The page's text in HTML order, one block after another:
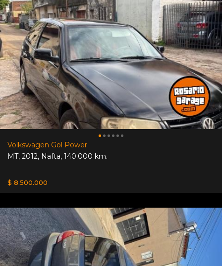
Volkswagen Gol Power
MT, 2012, Nafta, 140.000 km.
$ 8.500.000